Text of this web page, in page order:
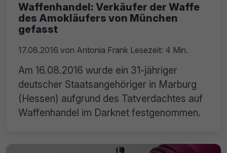
Waffenhandel: Verkäufer der Waffe
des Amokläufers von München
gefasst
17.08.2016 von Antonia Frank Lesezeit: 4 Min.
Am 16.08.2016 wurde ein 31-jähriger
deutscher Staatsangehöriger in Marburg
(Hessen) aufgrund des Tatverdachtes auf
Waffenhandel im Darknet festgenommen.